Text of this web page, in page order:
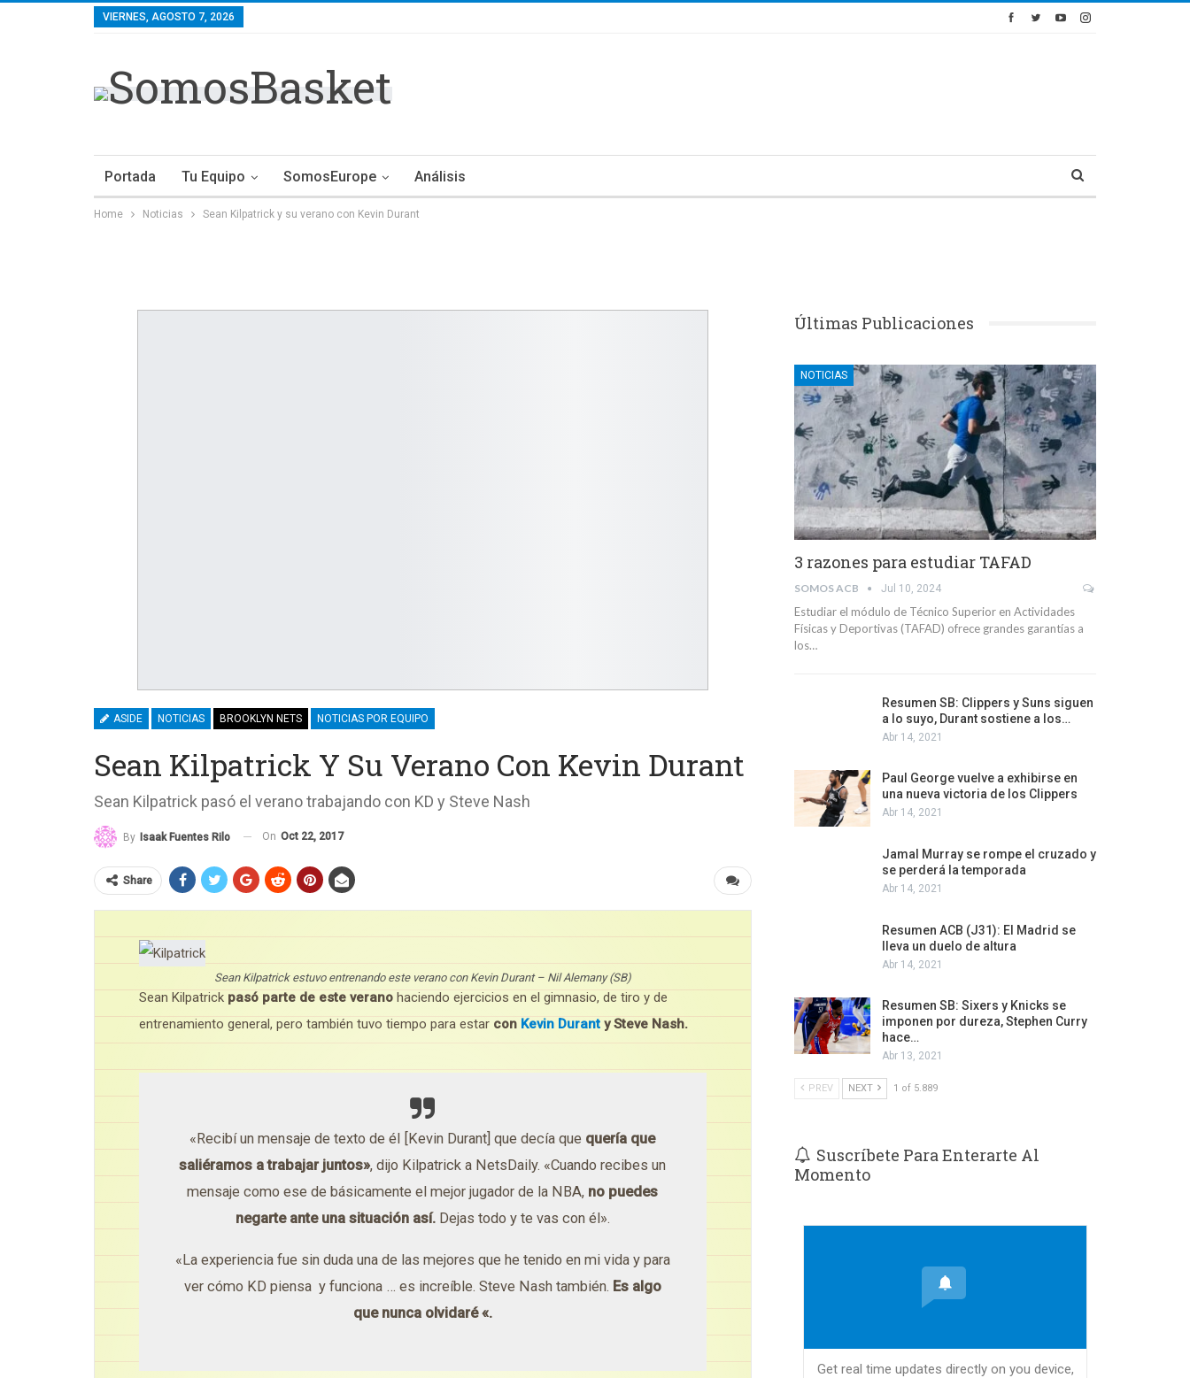
VIERNES, AGOSTO 7, 2026
Portada Tu Equipo SomosEurope Análisis
Home Noticias Sean Kilpatrick y su verano con Kevin Durant
ASIDE NOTICIAS BROOKLYN NETS NOTICIAS POR EQUIPO
Sean Kilpatrick Y Su Verano Con Kevin Durant
Sean Kilpatrick pasó el verano trabajando con KD y Steve Nash
By Isaak Fuentes Rilo On Oct 22, 2017
Share
Sean Kilpatrick estuvo entrenando este verano con Kevin Durant – Nil Alemany (SB)
Sean Kilpatrick pasó parte de este verano haciendo ejercicios en el gimnasio, de tiro y de
entrenamiento general, pero también tuvo tiempo para estar con Kevin Durant y Steve Nash.
«Recibí un mensaje de texto de él [Kevin Durant] que decía que quería que
saliéramos a trabajar juntos», dijo Kilpatrick a NetsDaily. «Cuando recibes un
mensaje como ese de básicamente el mejor jugador de la NBA, no puedes
negarte ante una situación así. Dejas todo y te vas con él».
«La experiencia fue sin duda una de las mejores que he tenido en mi vida y para
ver cómo KD piensa y funciona … es increíble. Steve Nash también. Es algo
que nunca olvidaré «.
Últimas Publicaciones
NOTICIAS
3 razones para estudiar TAFAD
SOMOS ACB Jul 10, 2024
Estudiar el módulo de Técnico Superior en Actividades
Físicas y Deportivas (TAFAD) ofrece grandes garantías a
los…
Resumen SB: Clippers y Suns siguen
a lo suyo, Durant sostiene a los…
Abr 14, 2021
Paul George vuelve a exhibirse en
una nueva victoria de los Clippers
Abr 14, 2021
Jamal Murray se rompe el cruzado y
se perderá la temporada
Abr 14, 2021
Resumen ACB (J31): El Madrid se
lleva un duelo de altura
Abr 14, 2021
Resumen SB: Sixers y Knicks se
imponen por dureza, Stephen Curry
hace…
Abr 13, 2021
PREV NEXT 1 of 5.889
Suscríbete Para Enterarte Al
Momento
Get real time updates directly on you device,